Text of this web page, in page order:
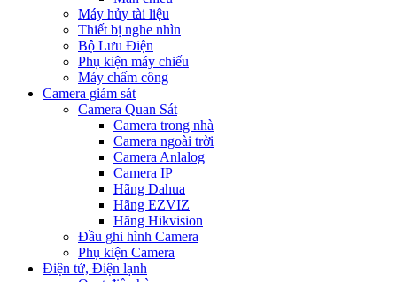
Máy hủy tài liệu
Thiết bị nghe nhìn
Bộ Lưu Điện
Phụ kiện máy chiếu
Máy chấm công
Camera giám sát
Camera Quan Sát
Camera trong nhà
Camera ngoài trời
Camera Anlalog
Camera IP
Hãng Dahua
Hãng EZVIZ
Hãng Hikvision
Đầu ghi hình Camera
Phụ kiện Camera
Điện tử, Điện lạnh